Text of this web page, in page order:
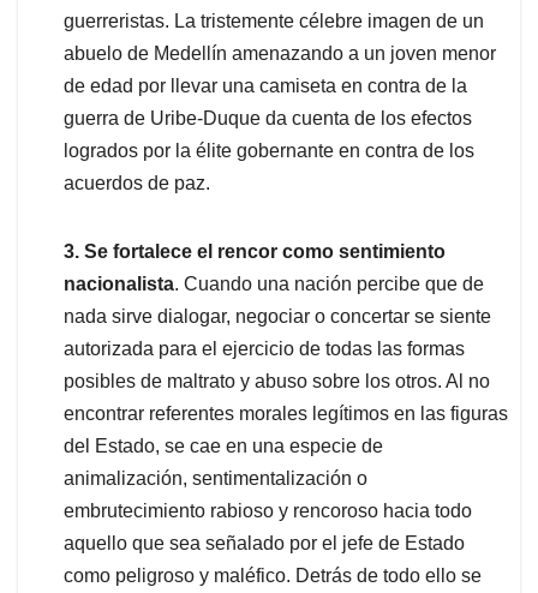
guerreristas. La tristemente célebre imagen de un
abuelo de Medellín amenazando a un joven menor
de edad por llevar una camiseta en contra de la
guerra de Uribe-Duque da cuenta de los efectos
logrados por la élite gobernante en contra de los
acuerdos de paz.
3. Se fortalece el rencor como sentimiento
nacionalista. Cuando una nación percibe que de
nada sirve dialogar, negociar o concertar se siente
autorizada para el ejercicio de todas las formas
posibles de maltrato y abuso sobre los otros. Al no
encontrar referentes morales legítimos en las figuras
del Estado, se cae en una especie de
animalización, sentimentalización o
embrutecimiento rabioso y rencoroso hacia todo
aquello que sea señalado por el jefe de Estado
como peligroso y maléfico. Detrás de todo ello se